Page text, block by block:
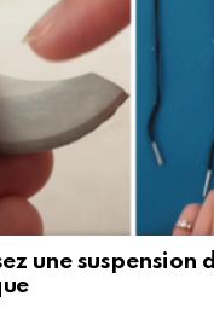
une suspension